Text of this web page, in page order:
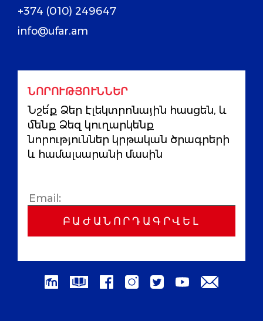
+374 (010) 249647
info@ufar.am
ՆՈՐՈՒԹՅՈՒՆՆԵՐ
Նշե՛ք Ձեր էլեկտրոնային հասցեն, և
մենք Ձեզ կուղարկենք
նորություններ կրթական ծրագրերի
և համալսարանի մասին
ԲԱԺԱՆՈՐԴԱԳՐՎԵԼ